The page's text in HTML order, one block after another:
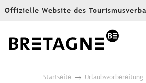
Aller
principal
Offizielle Website des
Startseite Urlaubsvorbereitung